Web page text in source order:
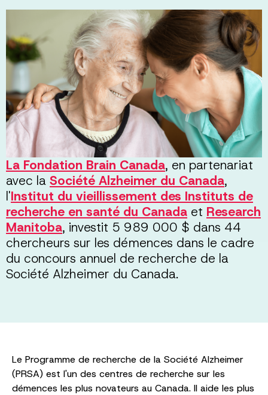
La Fondation Brain Canada, en partenariat
avec la Société Alzheimer du Canada,
l'Institut du vieillissement des Instituts de
recherche en santé du Canada et Research
Manitoba, investit 5 989 000 $ dans 44
chercheurs sur les démences dans le cadre
du concours annuel de recherche de la
Société Alzheimer du Canada.
Le Programme de recherche de la Société Alzheimer
(PRSA) est l'un des centres de recherche sur les
démences les plus novateurs au Canada. Il aide les plus